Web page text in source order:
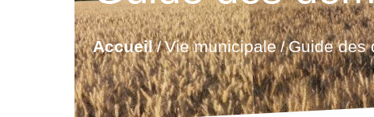
Accueil/Vie municipale/Guide des